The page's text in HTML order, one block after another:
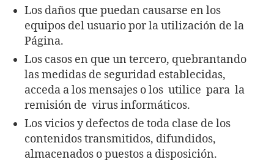
Los daños que puedan causarse en los
equipos del usuario por la utilización de la
Página.
Los casos en que un tercero, quebrantando
las medidas de seguridad establecidas,
acceda a los mensajes o los utilice para la
remisión de virus informáticos.
Los vicios y defectos de toda clase de los
contenidos transmitidos, difundidos,
almacenados o puestos a disposición.